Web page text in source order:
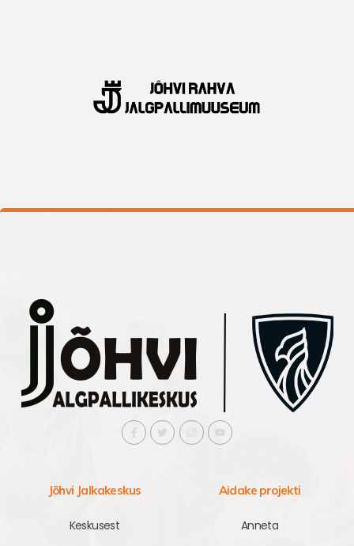
Jõhvi Jalkakeskus
Keskusest
Aidake projekti
Anneta